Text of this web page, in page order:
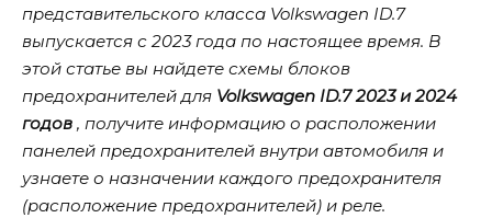
представительского класса Volkswagen ID.7
выпускается с 2023 года по настоящее время. В
этой статье вы найдете схемы блоков
предохранителей для Volkswagen ID.7 2023 и 2024
годов , получите информацию о расположении
панелей предохранителей внутри автомобиля и
узнаете о назначении каждого предохранителя
(расположение предохранителей) и реле.